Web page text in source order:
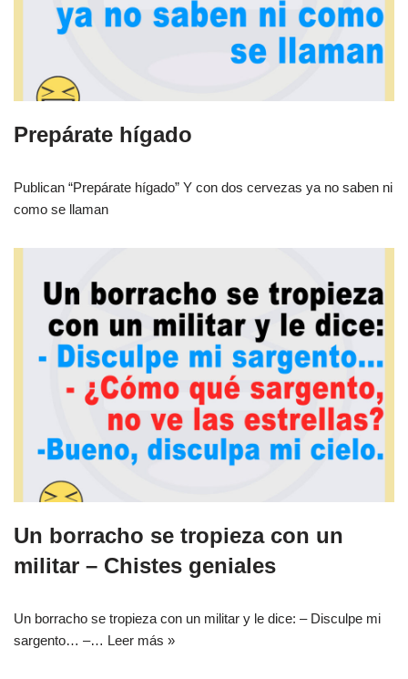
Prepárate hígado
Publican “Prepárate hígado” Y con dos cervezas ya no saben ni
como se llaman
Un borracho se tropieza con un
militar – Chistes geniales
Un borracho se tropieza con un militar y le dice: – Disculpe mi
sargento… –… Leer más »